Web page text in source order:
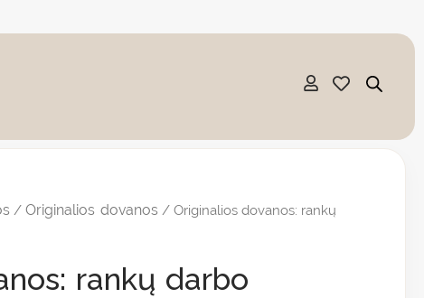
/Originalios dovanos / Originalios dovanos: rankų
rankų darbo